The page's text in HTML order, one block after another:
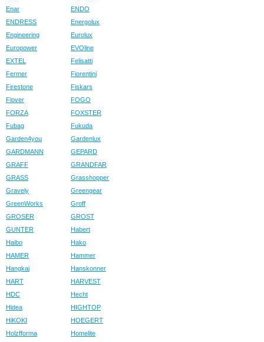
Enar
ENDO
ENDRESS
Energolux
Engineering
Eurolux
Europower
EVOline
EXTEL
Felisatti
Fermer
Fiorentini
Firestone
Fiskars
Flover
FOGO
FORZA
FOXSTER
Fubag
Fukuda
Garden4you
Gardenlux
GARDMANN
GEPARD
GRAFF
GRANDFAR
GRASS
Grasshopper
Gravely
Greengear
GreenWorks
Groff
GROSER
GROST
GUNTER
Habert
Haibo
Hako
HAMER
Hammer
Hangkai
Hanskonner
HART
HARVEST
HDC
Hecht
Hidea
HIGHTOP
HiKOKI
HOEGERT
Holzfforma
Homelite